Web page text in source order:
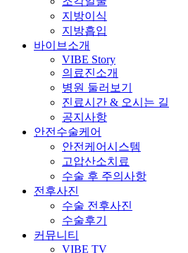
지방이식
지방흡입
바이브소개
VIBE Story
의료진소개
병원 둘러보기
진료시간 & 오시는 길
공지사항
안전수술케어
안전케어시스템
고압산소치료
수술 후 주의사항
전후사진
수술 전후사진
수술후기
커뮤니티
VIBE TV